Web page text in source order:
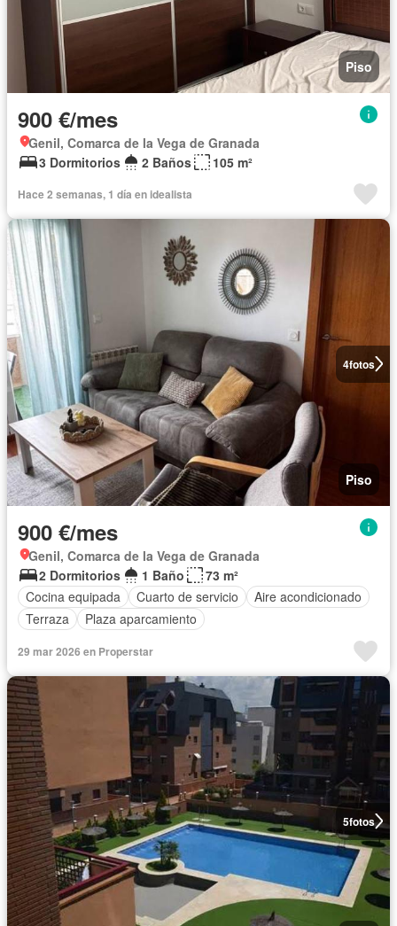
Piso
900 €/mes
Genil, Comarca de la Vega de Granada
3 Dormitorios
2 Baños 105 m²
Hace 2 semanas, 1 día en idealista
4fotos
Piso
900 €/mes
Genil, Comarca de la Vega de Granada
2 Dormitorios
1 Baño
73 m²
Cocina equipada
Cuarto de servicio
Aire acondicionado
Terraza
Plaza aparcamiento
29 mar 2026 en Properstar
5fotos